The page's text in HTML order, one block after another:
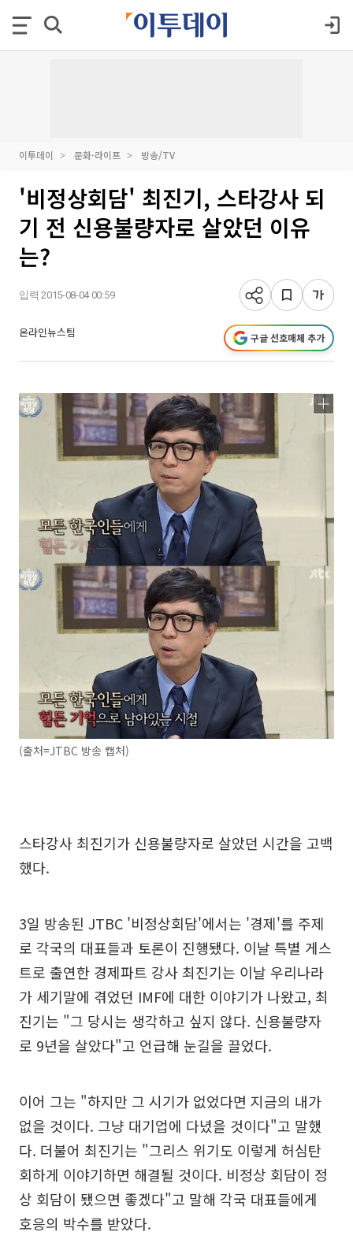
이투데이 문화·라이프 방송/TV
'비정상회담' 최진기, 스타강사 되
기 전 신용불량자로 살았던 이유
는?
입력 2015-08-04 00:59
온라인뉴스팀 구글 선호매체 추가
(출처=JTBC 방송 캡처)
스타강사 최진기가 신용불량자로 살았던 시간을 고백
했다.
3일 방송된 JTBC '비정상회담'에서는 '경제'를 주제
로 각국의 대표들과 토론이 진행됐다. 이날 특별 게스
트로 출연한 경제파트 강사 최진기는 이날 우리나라
가 세기말에 겪었던 IMF에 대한 이야기가 나왔고, 최
진기는 "그 당시는 생각하고 싶지 않다. 신용불량자
로 9년을 살았다"고 언급해 눈길을 끌었다.
이어 그는 "하지만 그 시기가 없었다면 지금의 내가
없을 것이다. 그냥 대기업에 다녔을 것이다"고 말했
다. 더불어 최진기는 "그리스 위기도 이렇게 허심탄
회하게 이야기하면 해결될 것이다. 비정상 회담이 정
상 회담이 됐으면 좋겠다"고 말해 각국 대표들에게
호응의 박수를 받았다.